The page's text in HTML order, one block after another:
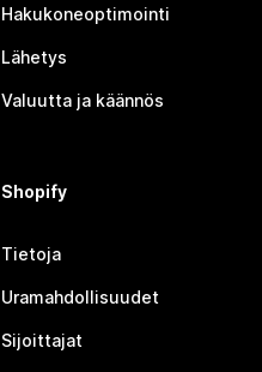
Hakukoneoptimointi
Lähetys
Valuutta ja käännös
Shopify
Tietoja
Uramahdollisuudet
Sijoittajat